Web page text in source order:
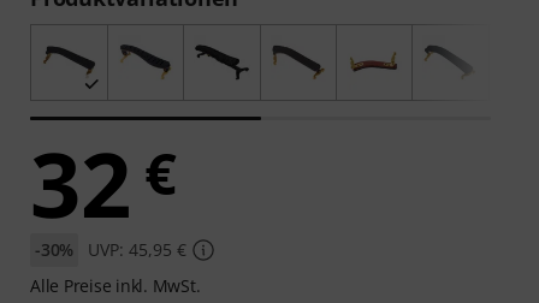
32 €
-30%
UVP: 45,95 €
Alle Preise inkl. MwSt.